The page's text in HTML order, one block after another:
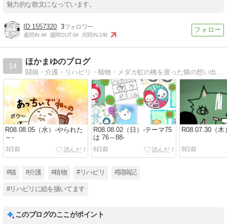
魅力的な散文になっています。
1557320 3
週間IN:44 週間OUT:64 月間IN:248
14
ほかまゆのブログ
R08.08.05（水）-やられた
～-
3日前
R08.08.02（日）-テーマ75
は 76～88-
6日前
R08.07.30（木
9日前
#猫 #介護 #植物 #リハビリ #闘病記
#リハビリに絵を描いてます
このブログのここがポイント